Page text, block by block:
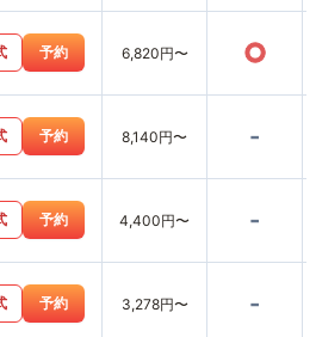
予約 6,820円〜 ○
予約 8,140円〜 -
予約 4,400円〜 -
予約 3,278円〜 -